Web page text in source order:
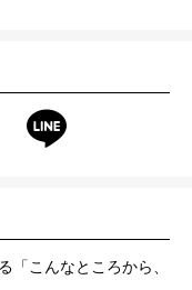
「こんなところから、